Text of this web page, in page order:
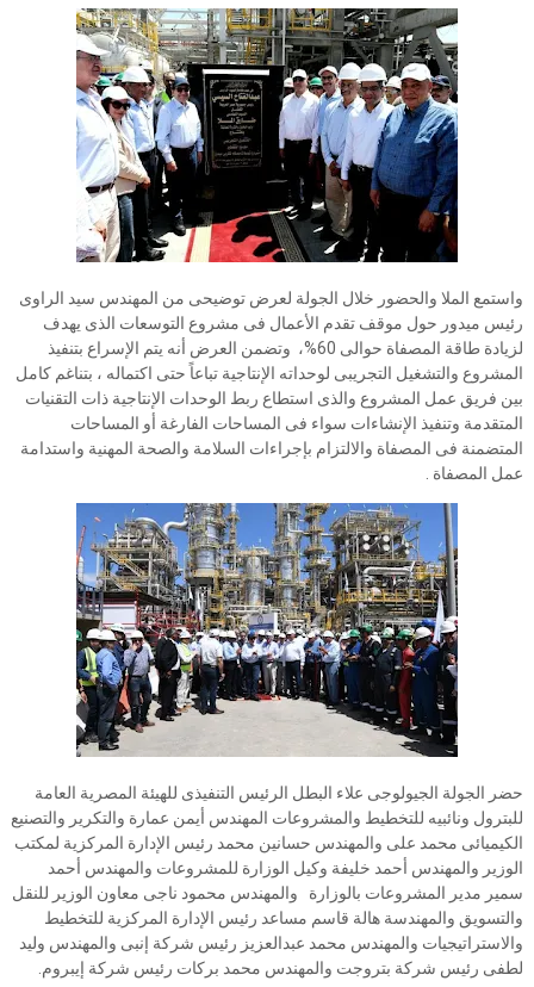
واستمع الملا والحضور خلال الجولة لعرض توضيحى من المهندس سيد الراوى
رئيس ميدور حول موقف تقدم الأعمال فى مشروع التوسعات الذى يهدف
لزيادة طاقة المصفاة حوالى 60%، وتضمن العرض أنه يتم الإسراع بتنفيذ
المشروع والتشغيل التجريبى لوحداته الإنتاجية تباعاً حتى اكتماله ، بتناغم كامل
بين فريق عمل المشروع والذى استطاع ربط الوحدات الإنتاجية ذات التقنيات
المتقدمة وتنفيذ الإنشاءات سواء فى المساحات الفارغة أو المساحات
المتضمنة فى المصفاة والالتزام بإجراءات السلامة والصحة المهنية واستدامة
عمل المصفاة .
حضر الجولة الجيولوجى علاء البطل الرئيس التنفيذى للهيئة المصرية العامة
للبترول ونائبيه للتخطيط والمشروعات المهندس أيمن عمارة والتكرير والتصنيع
الكيميائى محمد على والمهندس حسانين محمد رئيس الإدارة المركزية لمكتب
الوزير والمهندس أحمد خليفة وكيل الوزارة للمشروعات والمهندس أحمد
سمير مدير المشروعات بالوزارة والمهندس محمود ناجى معاون الوزير للنقل
والتسويق والمهندسة هالة قاسم مساعد رئيس الإدارة المركزية للتخطيط
والاستراتيجيات والمهندس محمد عبدالعزيز رئيس شركة إنبى والمهندس وليد
لطفى رئيس شركة بتروجت والمهندس محمد بركات رئيس شركة إيبروم.